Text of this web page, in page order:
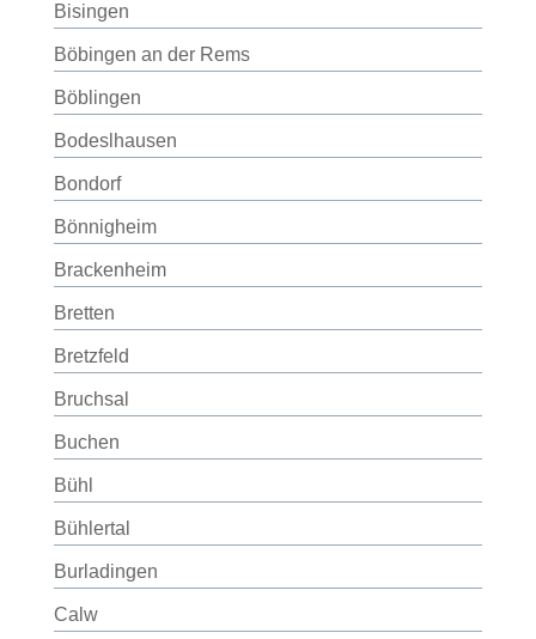
Bisingen
Böbingen an der Rems
Böblingen
Bodeslhausen
Bondorf
Bönnigheim
Brackenheim
Bretten
Bretzfeld
Bruchsal
Buchen
Bühl
Bühlertal
Burladingen
Calw